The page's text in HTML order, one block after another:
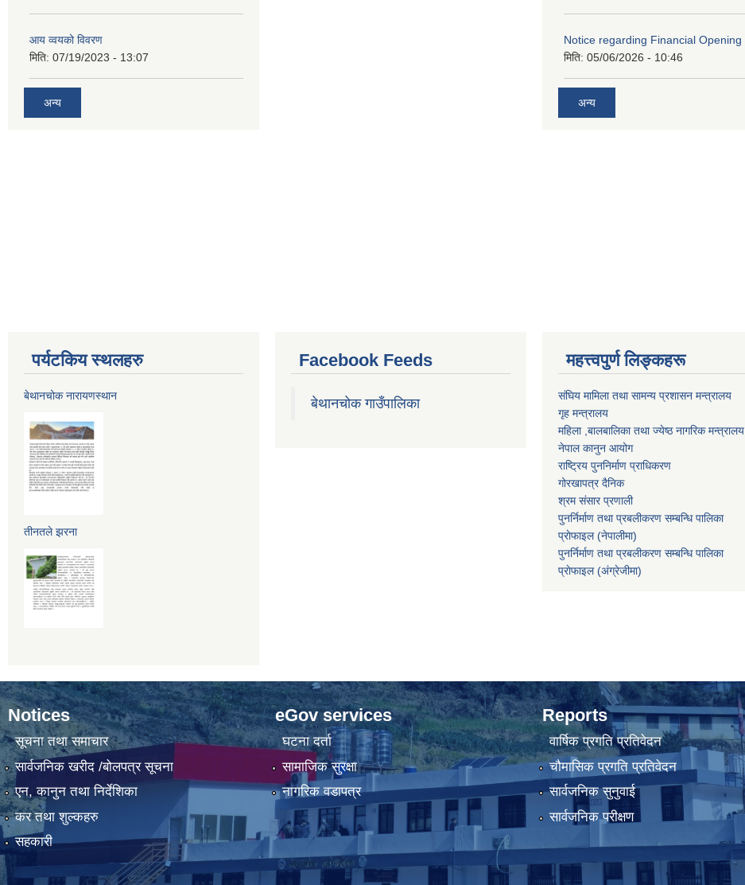
आय व्वयको विवरण
मिति: 07/19/2023 - 13:07
अन्य
Notice regarding Financial Opening
मिति: 05/06/2026 - 10:46
अन्य
पर्यटकिय स्थलहरु
बेथानचोक नारायणस्थान
तीनतले झरना
Facebook Feeds
बेथानचोक गाउँपालिका
महत्त्वपुर्ण लिङ्कहरू
संघिय मामिला तथा सामन्य प्रशासन मन्त्रालय
गृह मन्त्रालय
महिला ,बालबालिका तथा ज्येष्ठ नागरिक मन्त्रालय
नेपाल कानुन आयोग
राष्ट्रिय पुननिर्माण प्राधिकरण
गोरखापत्र दैनिक
श्रम संसार प्रणाली
पुनर्निर्माण तथा प्रबलीकरण सम्बन्धि पालिका
प्राेफाइल (नेपालीमा)
पुनर्निर्माण तथा प्रबलीकरण सम्बन्धि पालिका
प्राेफाइल(अंग्रेजीमा)
Notices
सूचना तथा समाचार
सार्वजनिक खरीद /बोलपत्र सूचना
एन, कानुन तथा निर्देशिका
कर तथा शुल्कहरु
सहकारी
eGov services
घटना दर्ता
सामाजिक सुरक्षा
नागरिक वडापत्र
Reports
वार्षिक प्रगति प्रतिवेदन
चौमासिक प्रगति प्रतिवेदन
सार्वजनिक सुनुवाई
सार्वजनिक परीक्षण